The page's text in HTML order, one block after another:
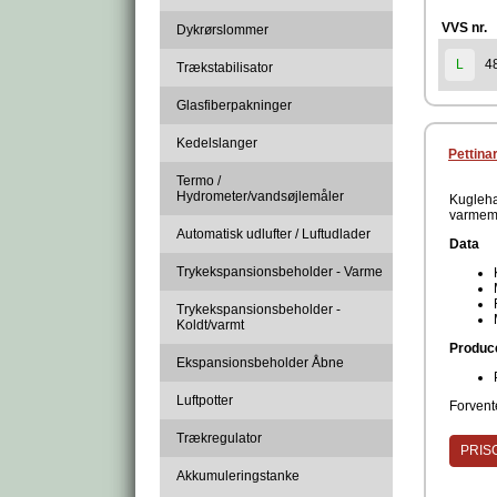
Dykrørslommer
Trækstabilisator
Glasfiberpakninger
Kedelslanger
Termo /
Hydrometer/vandsøjlemåler
Automatisk udlufter / Luftudlader
Trykekspansionsbeholder - Varme
Trykekspansionsbeholder -
Koldt/varmt
Ekspansionsbeholder Åbne
Luftpotter
Trækregulator
Akkumuleringstanke
til
VVS nr.
L
Data